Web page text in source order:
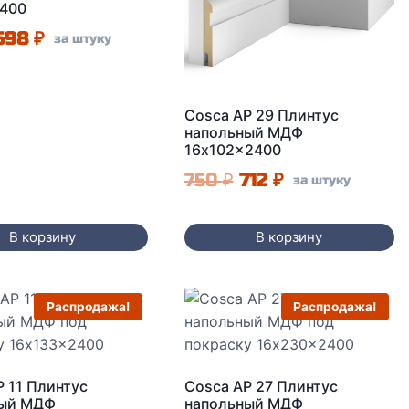
₽Текущая
за штуку
В корзину
Cosca AP 29 Плинтус
напольный МДФ
16x102x2400
750₽ Первоначальная
составляла
712 ₽Текущая
712 ₽.
за штуку
В корзину
Распродажа!
11 Плинтус
МДФ
Распродажа!
Cosca AP 27 Плинтус
напольный МДФ